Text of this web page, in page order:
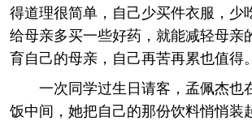
得道理很简单，自己少买件衣服，少
给母亲多买一些好药，就能减轻母亲
育自己的母亲，自己再苦再累也值得。
一次同学过生日请客，孟佩杰也
饭中间，她把自己的那份饮料悄悄装